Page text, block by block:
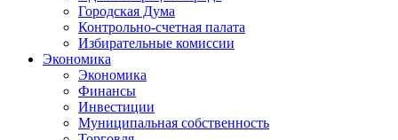
Городская Дума
Контрольно-счетная палата
Избирательные комиссии
Экономика
Экономика
Финансы
Инвестиции
Муниципальная собственность